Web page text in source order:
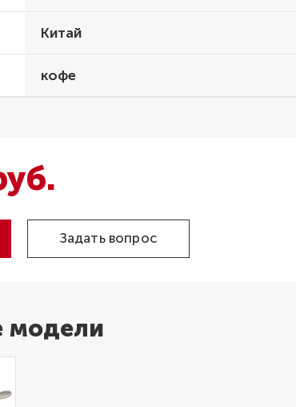
Китай
кофе
Задать вопрос
модели